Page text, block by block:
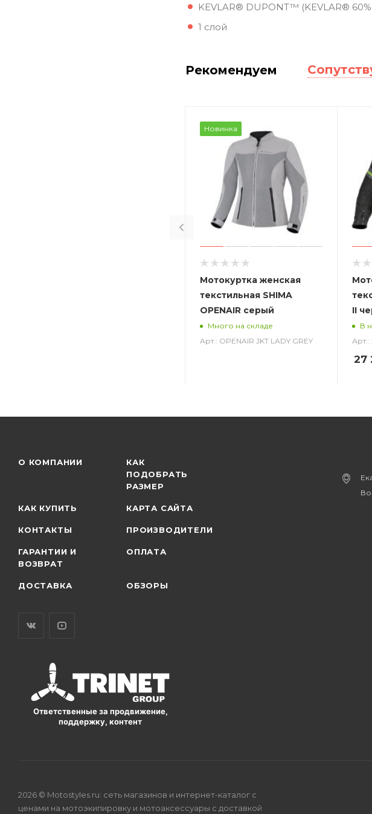
KEVLAR® DUPONT™ (KEVLAR®
1 слой
Рекомендуем
Новинка
Мотокуртка женская
текстильная SHIMA
OPENAIR серый
Много на складе
Арт.: OPENAIR JKT LADY GREY
II
В
Арт.:
27
О КОМПАНИИ
КАК
ПОДОБРАТЬ
РАЗМЕР
КАК КУПИТЬ КАРТА САЙТА
КОНТАКТЫ ПРОИЗВОДИТЕЛИ
ГАРАНТИИ И
ВОЗВРАТ
ОПЛАТА
ДОСТАВКА ОБЗОРЫ
Ответственные за продвижение,
поддержку, контент
2026 © Motostyles.ru: сеть магазинов и интернет-каталог с
ценами на мотоэкипировку и мотоаксессуары с доставкой